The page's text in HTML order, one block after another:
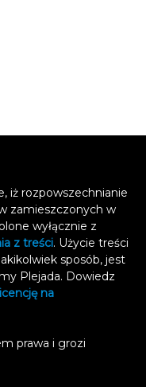
iż rozpowszechnianie
zamieszczonych w
wyłącznie z
z treści. Użycie treści
sposób, jest
Plejada. Dowiedz
na
prawa i grozi